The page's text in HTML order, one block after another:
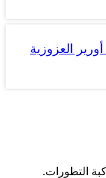
العزوزية
التطورات.